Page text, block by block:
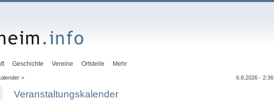
Geschichte Vereine Ortsteile Mehr
> 6.8.2026 - 2:36
Veranstaltungskalender